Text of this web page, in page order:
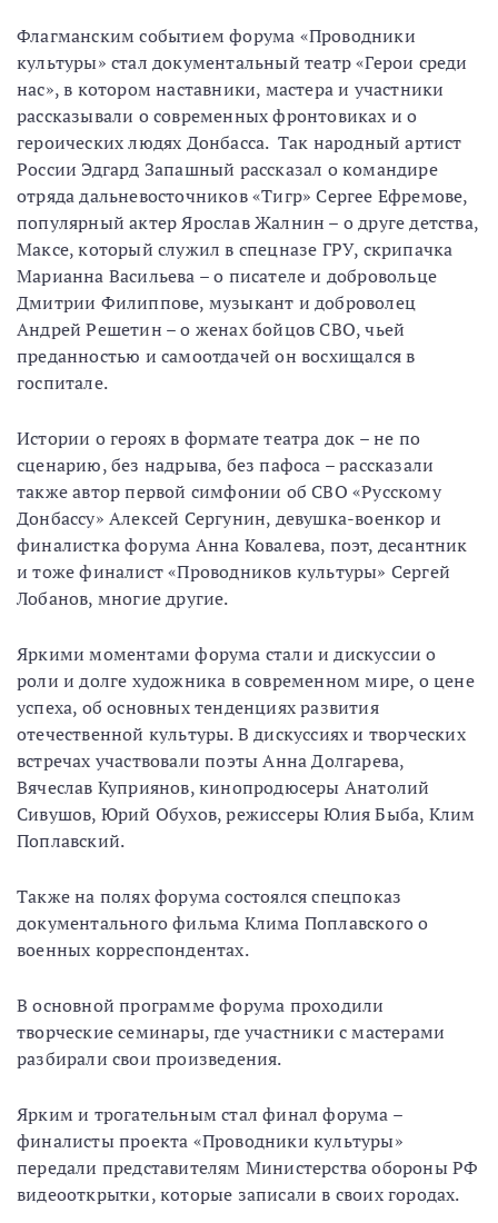
Флагманским событием форума «Проводники
культуры» стал документальный театр «Герои среди
нас», в котором наставники, мастера и участники
рассказывали о современных фронтовиках и о
героических людях Донбасса. Так народный артист
России Эдгард Запашный рассказал о командире
отряда дальневосточников «Тигр» Сергее Ефремове,
популярный актер Ярослав Жалнин – о друге детства,
Максе, который служил в спецназе ГРУ, скрипачка
Марианна Васильева – о писателе и добровольце
Дмитрии Филиппове, музыкант и доброволец
Андрей Решетин – о женах бойцов СВО, чьей
преданностью и самоотдачей он восхищался в
госпитале.
Истории о героях в формате театра док – не по
сценарию, без надрыва, без пафоса – рассказали
также автор первой симфонии об СВО «Русскому
Донбассу» Алексей Сергунин, девушка-военкор и
финалистка форума Анна Ковалева, поэт, десантник
и тоже финалист «Проводников культуры» Сергей
Лобанов, многие другие.
Яркими моментами форума стали и дискуссии о
роли и долге художника в современном мире, о цене
успеха, об основных тенденциях развития
отечественной культуры. В дискуссиях и творческих
встречах участвовали поэты Анна Долгарева,
Вячеслав Куприянов, кинопродюсеры Анатолий
Сивушов, Юрий Обухов, режиссеры Юлия Быба, Клим
Поплавский.
Также на полях форума состоялся спецпоказ
документального фильма Клима Поплавского о
военных корреспондентах.
В основной программе форума проходили
творческие семинары, где участники с мастерами
разбирали свои произведения.
Ярким и трогательным стал финал форума –
финалисты проекта «Проводники культуры»
передали представителям Министерства обороны РФ
видеооткрытки, которые записали в своих городах.